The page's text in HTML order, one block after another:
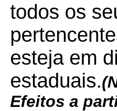
todos os
esteja em
estaduais.
Efeitos a